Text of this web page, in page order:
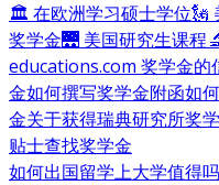
🏛 在欧洲学习硕士学位🗽
奖学金🌉 美国研究生课程
educations.com 奖学金的
金如何撰写奖学金附函如
金关于获得瑞典研究所奖
贴士查找奖学金
如何出国留学上大学值得